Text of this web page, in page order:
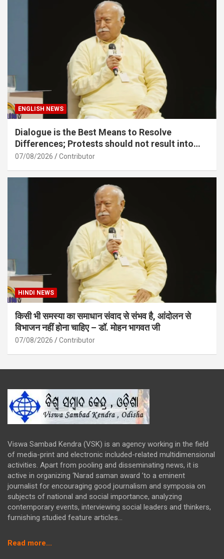
ENGLISH NEWS
Dialogue is the Best Means to Resolve
Differences; Protests should not result into
division – Sarsanghchalak Dr. Mohan
07/08/2026 Contributor
HINDI NEWS
किसी भी समस्या का समाधान संवाद से संभव है, आंदोलन से
विभाजन नहीं होना चाहिए – डॉ. मोहन भागवत जी
07/08/2026 Contributor
Viswa Sambad Kendra (VSK) is an agency working in the field
of media-print and electronic included-related multidimensional
activities. Apart from pooling and disseminating news, it is
active in organizing ‘Narad saman award ’to a eminent
journalist for encouraging good journalism and symposia on
subjects of national and social importance, analyzing
contemporary events, interviewing social leaders and thinkers,
furnishing studied feature articles...
Read more...